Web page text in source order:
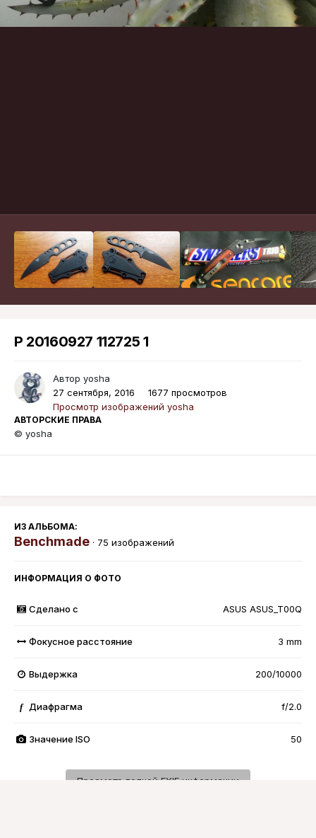
P 20160927 112725 1
Автор yosha
27 сентября, 2016
1677 просмотров
Просмотр изображений yosha
АВТОРСКИЕ ПРАВА
© yosha
ИЗ АЛЬБОМА:
Benchmade · 75 изображений
ИНФОРМАЦИЯ О ФОТО
Сделано с ASUS ASUS_T00Q
Фокусное расстояние 3 mm
Выдержка 200/10000
f Диафрагма f/2.0
Значение ISO 50
Просмотр полной EXIF информации